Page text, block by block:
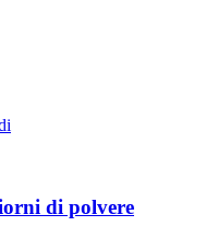
di polvere